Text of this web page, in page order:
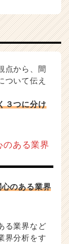
点から、間
ついて伝え
３つに分け
ある業界
のある業界
る業界など
界分析をす